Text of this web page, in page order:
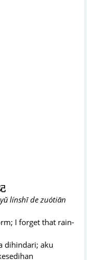
línshī de zuótiān
I forget that rain-
dihindari; aku